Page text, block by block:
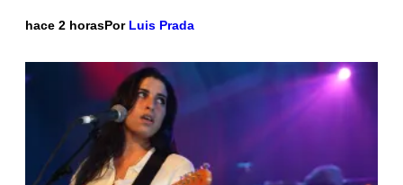
hace 2 horasPor Luis Prada